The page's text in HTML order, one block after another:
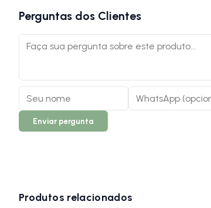
Perguntas dos Clientes
Enviar pergunta
Produtos relacionados